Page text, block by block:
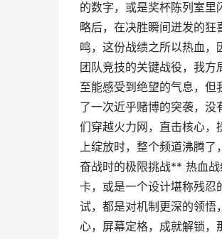
的数字，或是奖杯陈列室
略后，在决胜瞬间迸发的
鸣，这份战绩之所以热血
团队竞技的关键战役，我
至能感受到绝望的气息，
了一次近乎赌博的突袭，
们穿越火力网，直击核心，
上绽放时，整个频道沸腾
奋战时的极限挑战** 热血
卡，或是一个设计堪称残忍
试，都是对机制更深的领悟
心，屏幕定格，成就解锁